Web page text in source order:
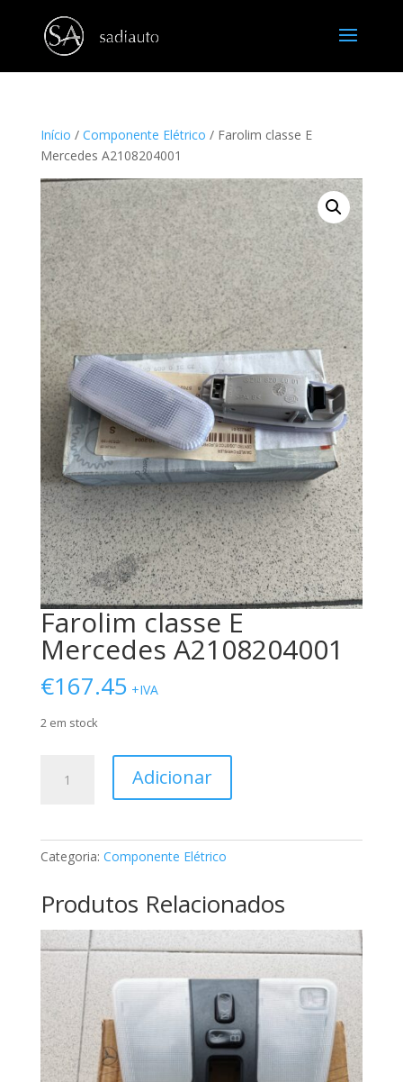
Início / Componente Elétrico / Farolim classe E
Mercedes A2108204001
Farolim classe E
Mercedes A2108204001
€167.45 +IVA
2 em stock
Mercedes
Adicionar
Categoria: Componente Elétrico
Produtos Relacionados